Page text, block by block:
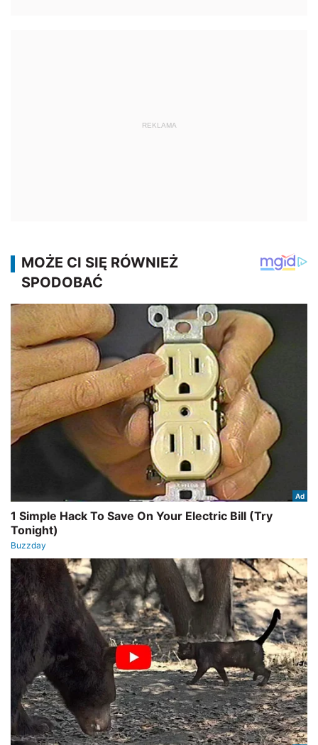
REKLAMA